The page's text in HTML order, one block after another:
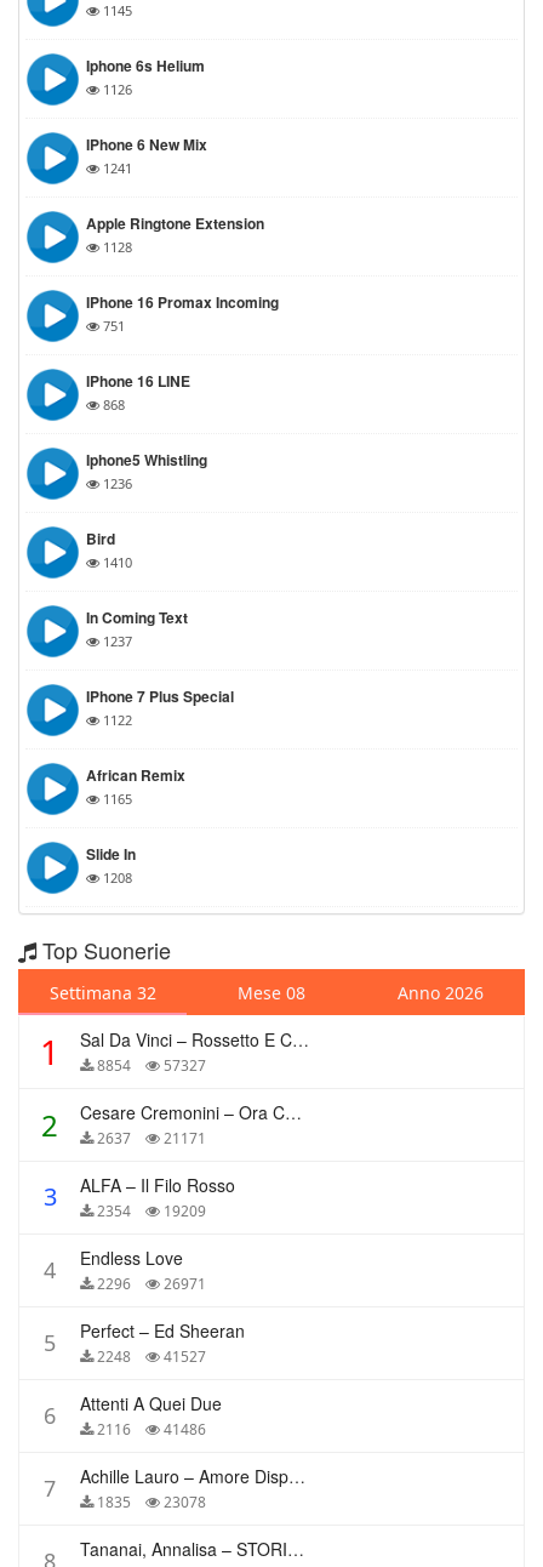
1145
Iphone 6s Helium
1126
IPhone 6 New Mix
1241
Apple Ringtone Extension
1128
IPhone 16 Promax Incoming
751
IPhone 16 LINE
868
Iphone5 Whistling
1236
Bird
1410
In Coming Text
1237
IPhone 7 Plus Special
1122
African Remix
1165
Slide In
1208
Top Suonerie
Settimana 32 Mese 08 Anno 2026
1 Sal Da Vinci – Rossetto E Caffè
8854 57327
2 Cesare Cremonini – Ora Che Non Ho Più Te
2637 21171
3 ALFA – Il Filo Rosso
2354 19209
4 Endless Love
2296 26971
5 Perfect – Ed Sheeran
2248 41527
6 Attenti A Quei Due
2116 41486
7 Achille Lauro – Amore Disperato
1835 23078
8 Tananai, Annalisa – STORIE BREVI